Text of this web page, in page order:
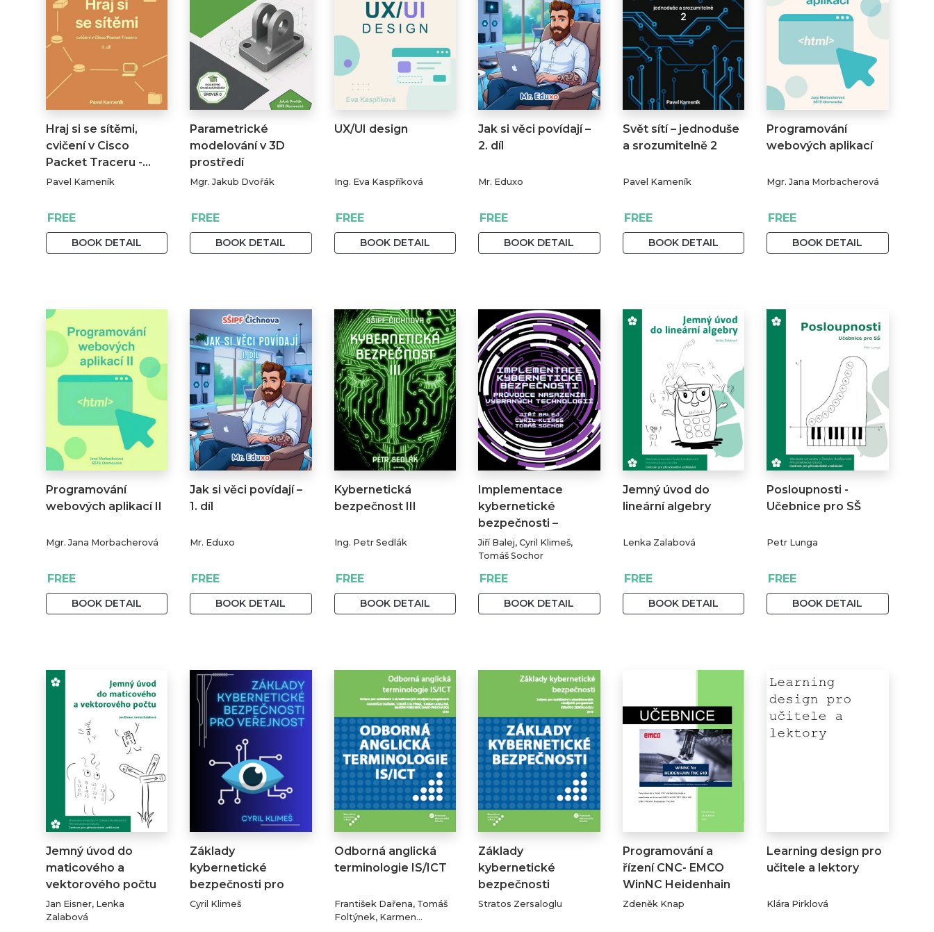
Hraj si se sítěmi,
cvičení v Cisco
Packet Traceru -…
Pavel Kameník
FREE
BOOK DETAIL
Parametrické
modelování v 3D
prostředí
Mgr. Jakub Dvořák
FREE
BOOK DETAIL
UX/UI design
Ing. Eva Kaspříková
FREE
BOOK DETAIL
Jak si věci povídají –
2. díl
Mr. Eduxo
FREE
BOOK DETAIL
Svět sítí – jednoduše
a srozumitelně 2
Pavel Kameník
FREE
BOOK DETAIL
Programování
webových aplikací
Mgr. Jana Morbacherová
FREE
BOOK DETAIL
Programování
webových aplikací II
Mgr. Jana Morbacherová
FREE
BOOK DETAIL
Jak si věci povídají –
1. díl
Mr. Eduxo
FREE
BOOK DETAIL
Kybernetická
bezpečnost III
Ing. Petr Sedlák
FREE
BOOK DETAIL
Implementace
kybernetické
bezpečnosti –
průvodce…
Jiří Balej, Cyril Klimeš,
Tomáš Sochor
FREE
BOOK DETAIL
Jemný úvod do
lineární algebry
Lenka Zalabová
FREE
BOOK DETAIL
Posloupnosti -
Učebnice pro SŠ
Petr Lunga
FREE
BOOK DETAIL
Jemný úvod do
maticového a
vektorového počtu
Jan Eisner, Lenka
Zalabová
Základy
kybernetické
bezpečnosti pro
veřejnost
Cyril Klimeš
Odborná anglická
terminologie IS/ICT
František Dařena, Tomáš
Foltýnek, Karmen
Základy
kybernetické
bezpečnosti
Stratos Zersaloglu
Programování a
řízení CNC- EMCO
WinNC Heidenhain
TNC…
Zdeněk Knap
Learning design pro
učitele a lektory
Klára Pirklová